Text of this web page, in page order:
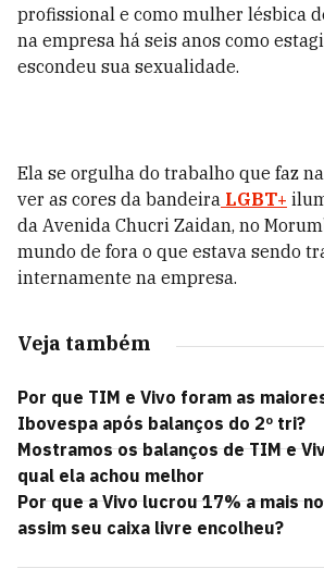
profissional e como mulher lésbica
na empresa há seis anos como
escondeu sua sexualidade.
Ela se orgulha do trabalho que faz
ver as cores da bandeira LGBT+
da Avenida Chucri Zaidan, no
mundo de fora o que estava sendo
internamente na empresa.
Veja também
Por que TIM e Vivo foram as
Ibovespa após balanços do 2º tri?
Mostramos os balanços de TIM e
qual ela achou melhor
Por que a Vivo lucrou 17% a mais
assim seu caixa livre encolheu?